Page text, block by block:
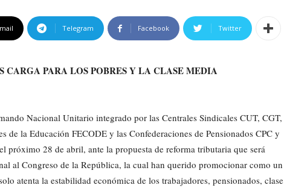
Telegram Facebook Twitter
PARA LOS POBRES Y LA CLASE MEDIA
Nacional Unitario integrado por las Centrales Sindicales CUT, CGT,
de la Educación FECODE y las Confederaciones de Pensionados CPC y
próximo 28 de abril, ante la propuesta de reforma tributaria que será
al Congreso de la República, la cual han querido promocionar como un
atenta la estabilidad económica de los trabajadores, pensionados, clase